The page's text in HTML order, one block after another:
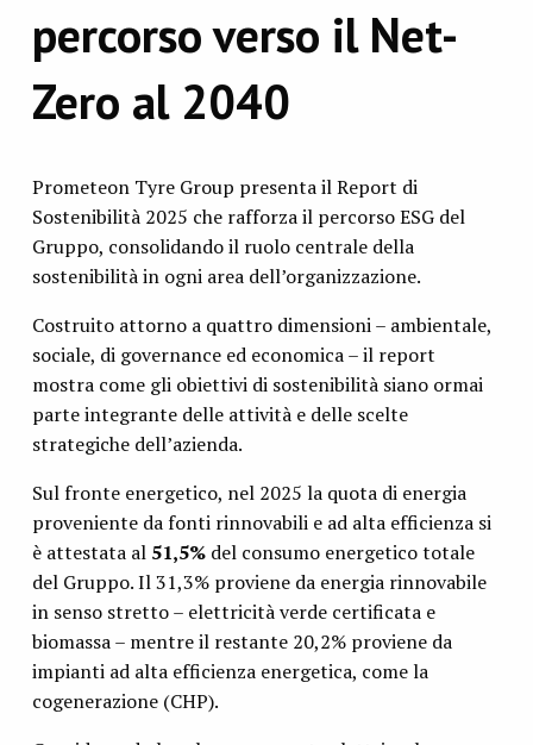
percorso verso il Net-
Zero al 2040
Prometeon Tyre Group presenta il Report di
Sostenibilità 2025 che rafforza il percorso ESG del
Gruppo, consolidando il ruolo centrale della
sostenibilità in ogni area dell’organizzazione.
Costruito attorno a quattro dimensioni – ambientale,
sociale, di governance ed economica – il report
mostra come gli obiettivi di sostenibilità siano ormai
parte integrante delle attività e delle scelte
strategiche dell’azienda.
Sul fronte energetico, nel 2025 la quota di energia
proveniente da fonti rinnovabili e ad alta efficienza si
è attestata al 51,5%del consumo energetico totale
del Gruppo. Il 31,3% proviene da energia rinnovabile
in senso stretto – elettricità verde certificata e
biomassa – mentre il restante 20,2% proviene da
impianti ad alta efficienza energetica, come la
cogenerazione (CHP).